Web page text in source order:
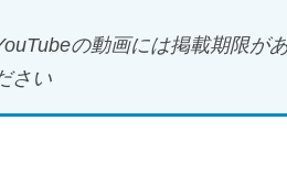
の動画には掲載期限が
さい